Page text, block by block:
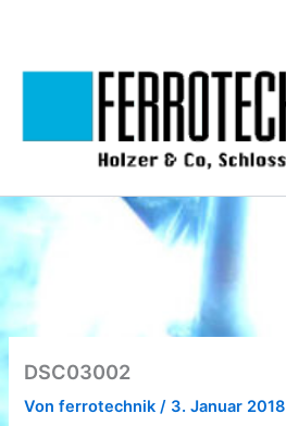
DSC03002
Vonferrotechnik / 3. Januar 2018